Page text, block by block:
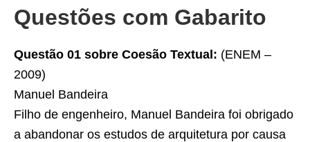
Questões com Gabarito
Questão 01 sobre Coesão Textual: (ENEM –
2009)
Manuel Bandeira
Filho de engenheiro, Manuel Bandeira foi obrigado
a abandonar os estudos de arquitetura por causa